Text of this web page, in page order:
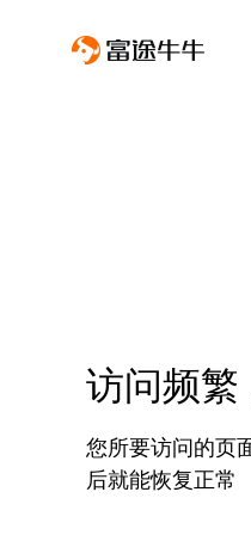
访问频繁
您所要访问的页
后就能恢复正常